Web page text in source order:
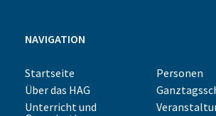
NAVIGATION
Startseite
Über das HAG
Unterricht und
Personen